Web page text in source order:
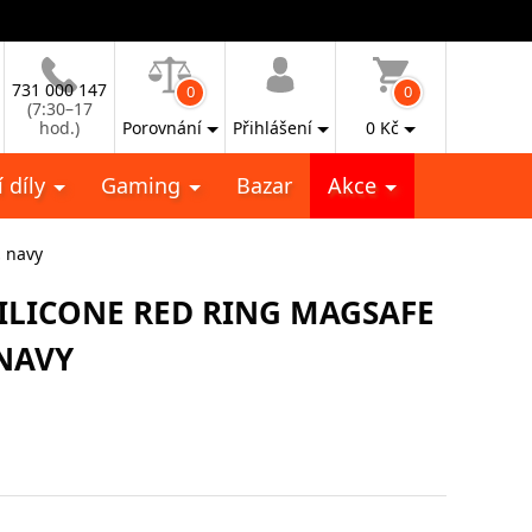
731 000 147
(7:30–17
hod.)
0
Porovnání Přihlášení
0
0 Kč
díly Gaming Bazar Akce
navy
RED RING MAGSAFE